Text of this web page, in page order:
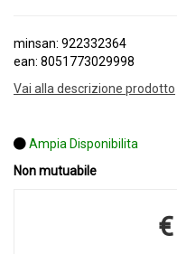
minsan: 922332364
ean: 8051773029998
Vai alla descrizione prodotto
Ampia Disponibilita
Non mutuabile